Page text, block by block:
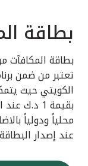
بطاقة
بطاقة المكافآت
تعتبر من ضمن
بقيمة 1
عند إصدار